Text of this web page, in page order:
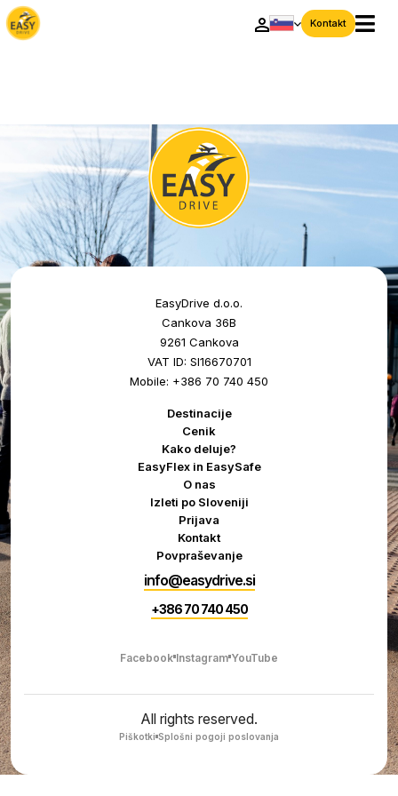
Kontakt
EasyDrive d.o.o.
Cankova 36B
9261 Cankova
VAT ID: SI16670701
Mobile: +386 70 740 450
Destinacije
Cenik
Kako deluje?
EasyFlex in EasySafe
O nas
Izleti po Sloveniji
Prijava
Kontakt
Povpraševanje
info@easydrive.si
+386 70 740 450
Facebook Instagram YouTube
All rights reserved.
Piškotki Splošni pogoji poslovanja